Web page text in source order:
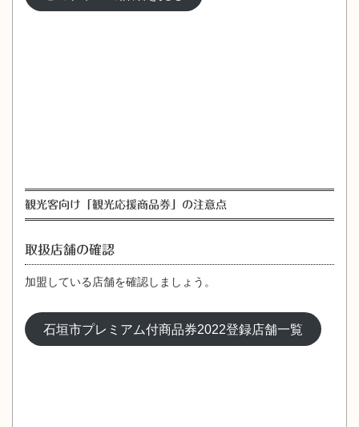
観光客向け「観光応援商品券」の注意点
取扱店舗の確認
加盟している店舗を確認しましょう。
石垣市プレミアム付商品券2022登録店舗一覧